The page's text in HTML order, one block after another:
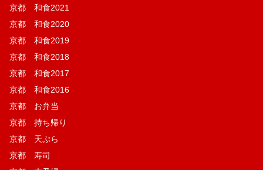
京都 和食2021
京都 和食2020
京都 和食2019
京都 和食2018
京都 和食2017
京都 和食2016
京都 お弁当
京都 持ち帰り
京都 天ぷら
京都 寿司